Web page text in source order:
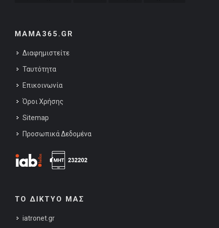
MAMA365.GR
Διαφημιστείτε
Ταυτότητα
Επικοινωνία
Όροι Χρήσης
Sitemap
Προσωπικά Δεδομένα
ΤΟ ΔΙΚΤΥΟ ΜΑΣ
iatronet.gr